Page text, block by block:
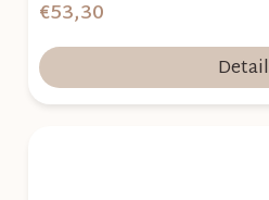
€53,30
Detail